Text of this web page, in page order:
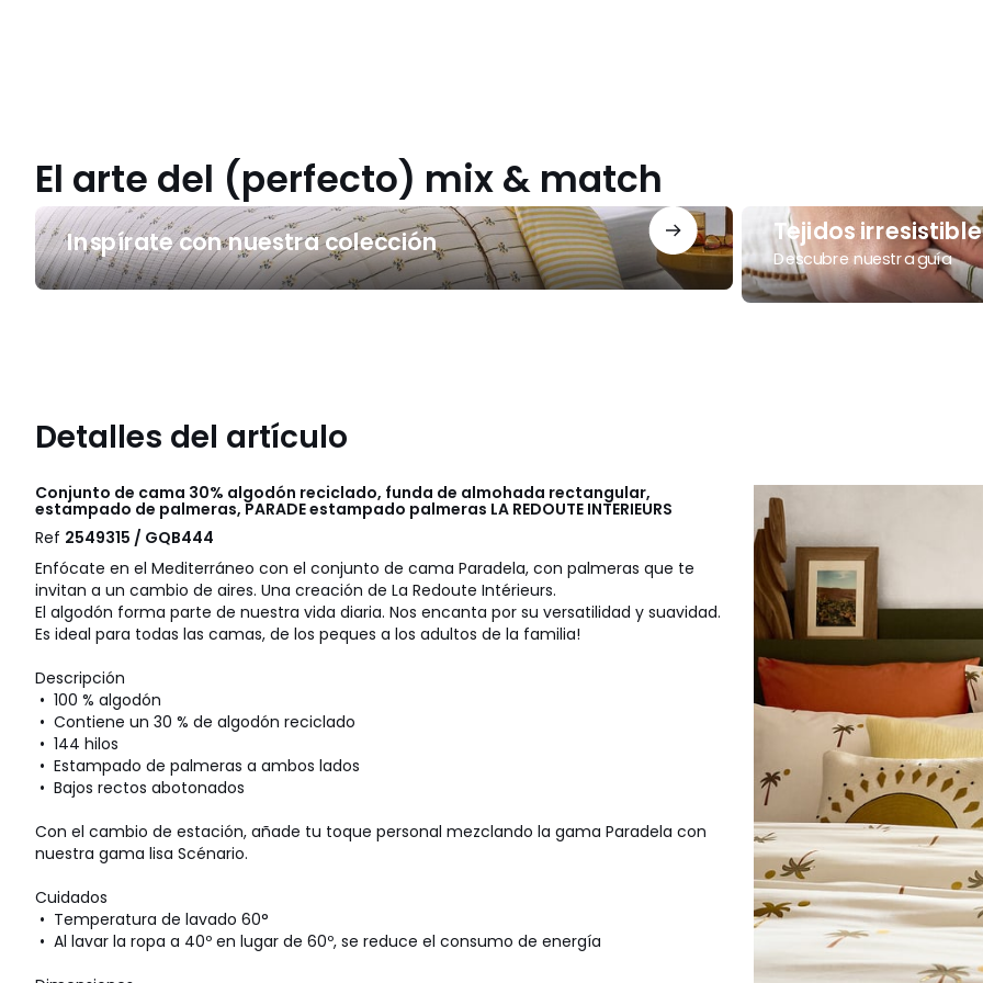
El arte del (perfecto) mix & match
Inspírate con nuestra colección
Inspírate
con
nuestra
colección
Tejidos
Descubre nuestra guía
Tejidos
irresistibles
Detalles del artículo
Conjunto de cama 30% algodón reciclado, funda de almohada rectangular,
estampado de palmeras, PARADE estampado palmeras LA REDOUTE INTERIEURS
Ref 2549315 / GQB444
Enfócate en el Mediterráneo con el conjunto de cama Paradela, con palmeras que te
invitan a un cambio de aires. Una creación de La Redoute Intérieurs.
El algodón forma parte de nuestra vida diaria. Nos encanta por su versatilidad y suavidad.
Es ideal para todas las camas, de los peques a los adultos de la familia!
Descripción
• 100 % algodón
• Contiene un 30 % de algodón reciclado
• 144 hilos
• Estampado de palmeras a ambos lados
• Bajos rectos abotonados
Con el cambio de estación, añade tu toque personal mezclando la gama Paradela con
nuestra gama lisa Scénario.
Cuidados
• Temperatura de lavado 60°
• Al lavar la ropa a 40º en lugar de 60º, se reduce el consumo de energía